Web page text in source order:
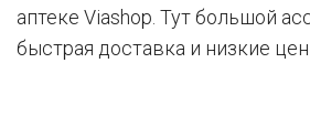
аптеке Viashop. Тут большой
быстрая доставка и низкие